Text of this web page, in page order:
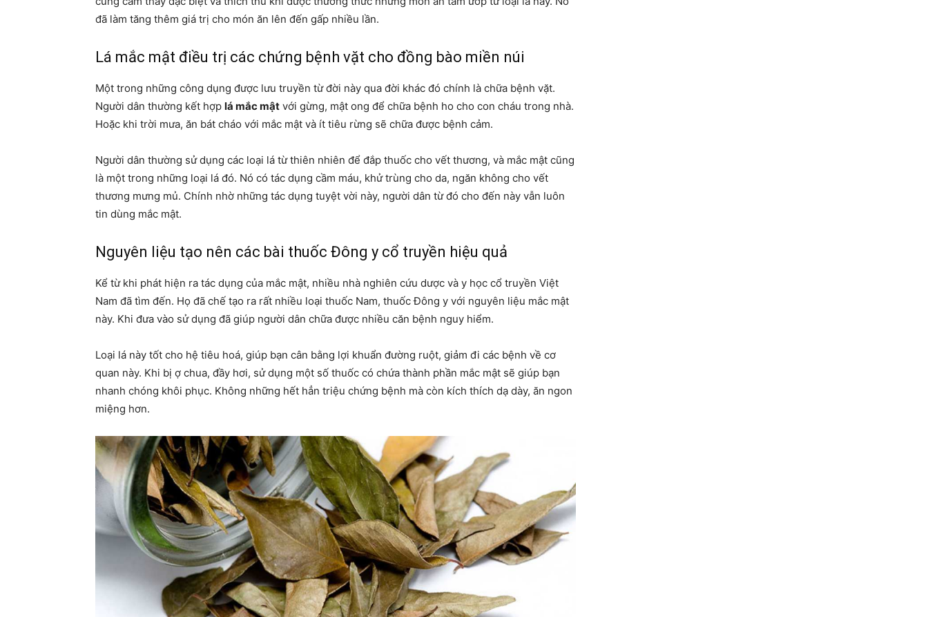
đã làm tăng thêm giá trị cho món ăn lên đến gấp nhiều lần.
Lá mắc mật điều trị các chứng bệnh vặt cho đồng bào miền núi
Một trong những công dụng được lưu truyền từ đời này qua đời khác đó chính là chữa bệnh vặt.
Người dân thường kết hợp lá mắc mật với gừng, mật ong để chữa bệnh ho cho con cháu trong nhà.
Hoặc khi trời mưa, ăn bát cháo với mắc mật và ít tiêu rừng sẽ chữa được bệnh cảm.
Người dân thường sử dụng các loại lá từ thiên nhiên để đắp thuốc cho vết thương, và mắc mật cũng
là một trong những loại lá đó. Nó có tác dụng cầm máu, khử trùng cho da, ngăn không cho vết
thương mưng mủ. Chính nhờ những tác dụng tuyệt vời này, người dân từ đó cho đến này vẫn luôn
tin dùng mắc mật.
Nguyên liệu tạo nên các bài thuốc Đông y cổ truyền hiệu quả
Kể từ khi phát hiện ra tác dụng của mắc mật, nhiều nhà nghiên cứu dược và y học cổ truyền Việt
Nam đã tìm đến. Họ đã chế tạo ra rất nhiều loại thuốc Nam, thuốc Đông y với nguyên liệu mắc mật
này. Khi đưa vào sử dụng đã giúp người dân chữa được nhiều căn bệnh nguy hiểm.
Loại lá này tốt cho hệ tiêu hoá, giúp bạn cân bằng lợi khuẩn đường ruột, giảm đi các bệnh về cơ
quan này. Khi bị ợ chua, đầy hơi, sử dụng một số thuốc có chứa thành phần mắc mật sẽ giúp bạn
nhanh chóng khôi phục. Không những hết hẳn triệu chứng bệnh mà còn kích thích dạ dày, ăn ngon
miệng hơn.